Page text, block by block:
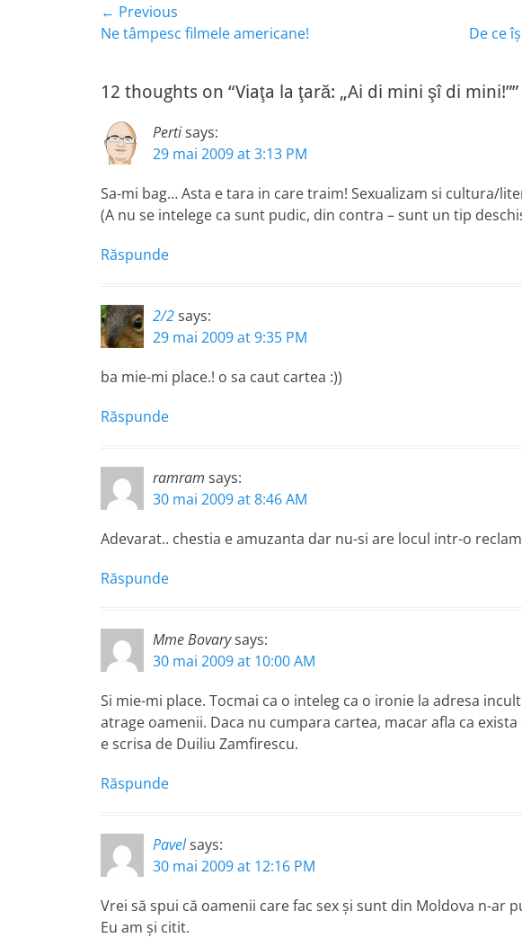
Navigare
în
articole
← Previous
Previous
Ne tâmpesc filmele americane!
NextDe ce
12 thoughts on “Viaţa la ţară: „Ai di mini şî di mini!””
Pertisays:
29 mai 2009 at 3:13 PM
Sa-mi bag… Asta e tara in care traim! Sexualizam si cultura/
(A nu se intelege ca sunt pudic, din contra – sunt un tip
Răspunde
2/2says:
29 mai 2009 at 9:35 PM
ba mie-mi place.! o sa caut cartea :))
Răspunde
ramram says:
30 mai 2009 at 8:46 AM
Adevarat.. chestia e amuzanta dar nu-si are locul intr-o
Răspunde
Mme Bovarysays:
30 mai 2009 at 10:00 AM
Si mie-mi place. Tocmai ca o inteleg ca o ironie la adresa
atrage oamenii. Daca nu cumpara cartea, macar afla ca
e scrisa de Duiliu Zamfirescu.
Răspunde
Pavelsays:
30 mai 2009 at 12:16 PM
Vrei să spui că oamenii care fac sex și sunt din Moldova n-ar
Eu am și citit.